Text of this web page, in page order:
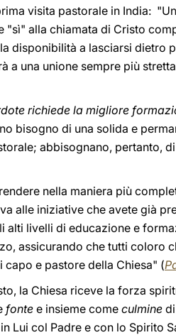
visita pastorale in India:
"sì" alla chiamata di Cristo
disponibilità a lasciarsi dietro
a una unione sempre più
richiede la migliore
bisogno di una solida e
abbisognano, pertanto,
nella maniera più
alle iniziative che avete già
livelli di educazione e
assicurando che tutti coloro
capo e pastore della Chiesa" (
la Chiesa riceve la forza
fonte e insieme come culmine
Lui col Padre e con lo Spirito